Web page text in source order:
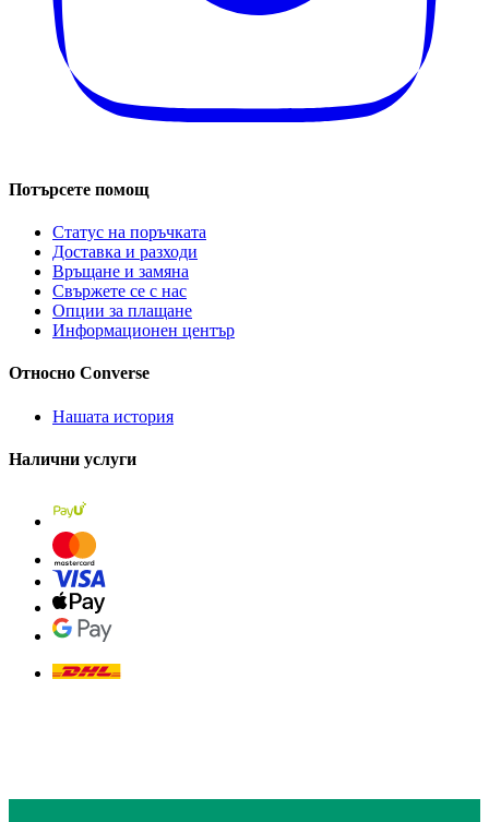
Потърсете помощ
Статус на поръчката
Доставка и разходи
Връщане и замяна
Свържете се с нас
Опции за плащане
Информационен център
Относно Converse
Нашата история
Налични услуги